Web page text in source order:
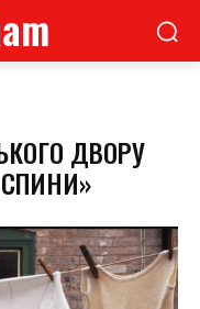
ДВОРУ